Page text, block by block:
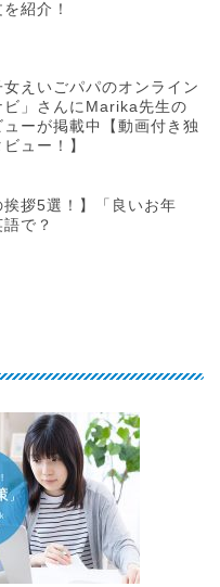
紹介！
女えいごパパのオンライン
ビ」さんにMarika先生の
ューが掲載中【動画付き独
ュー！】
挨拶5選！】「良いお年
で？